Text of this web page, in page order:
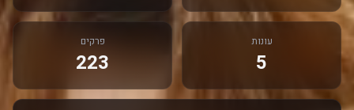
עונות
5
פרקים
223